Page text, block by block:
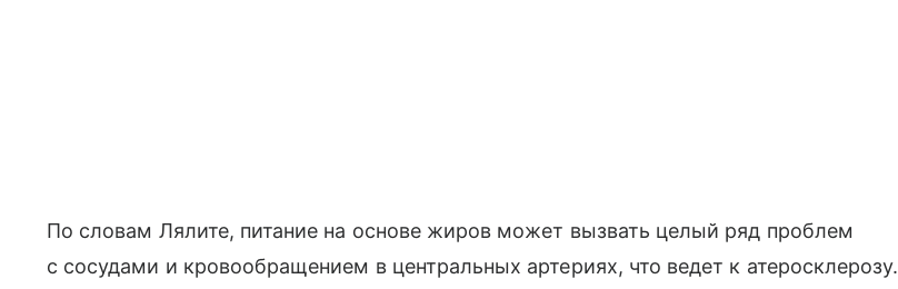
По словам Лялите, питание на основе жиров может вызвать целый ряд проблем
с сосудами и кровообращением в центральных артериях, что ведет к атеросклерозу.